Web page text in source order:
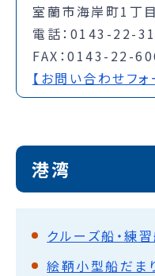
室蘭市海岸町1丁
電話：0143-22-
FAX：0143-22-
【お問い合わせフォ
港湾
クルーズ船・練
絵鞆小型船だま